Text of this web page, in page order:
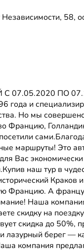
58,
ПО
года и
Но мы
Францию,
маршруты! Это
Вас
наш тур в
Францию. А
Наша
скидку на
скидка до 50%,
берег —
компания